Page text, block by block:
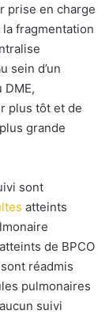
prise en charge
la fragmentation
sein d’un
plus tôt et de
grande
sont
atteints
de BPCO
réadmis
pulmonaires
suivi